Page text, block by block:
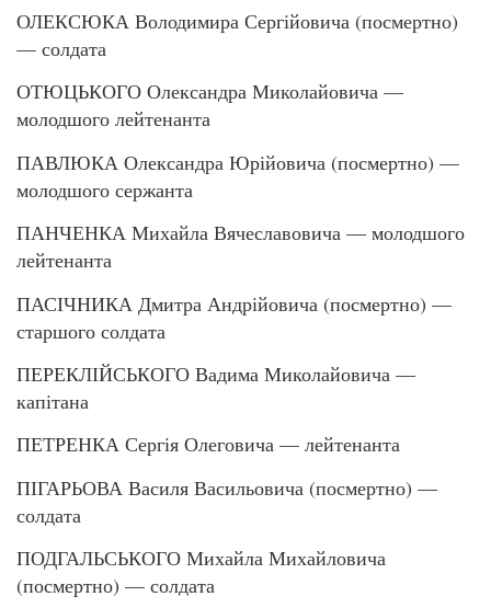
ОЛЕКСЮКА Володимира Сергійовича (посмертно)
— солдата
ОТЮЦЬКОГО Олександра Миколайовича —
молодшого лейтенанта
ПАВЛЮКА Олександра Юрійовича (посмертно) —
молодшого сержанта
ПАНЧЕНКА Михайла Вячеславовича — молодшого
лейтенанта
ПАСІЧНИКА Дмитра Андрійовича (посмертно) —
старшого солдата
ПЕРЕКЛІЙСЬКОГО Вадима Миколайовича —
капітана
ПЕТРЕНКА Сергія Олеговича — лейтенанта
ПІГАРЬОВА Василя Васильовича (посмертно) —
солдата
ПОДГАЛЬСЬКОГО Михайла Михайловича
(посмертно) — солдата